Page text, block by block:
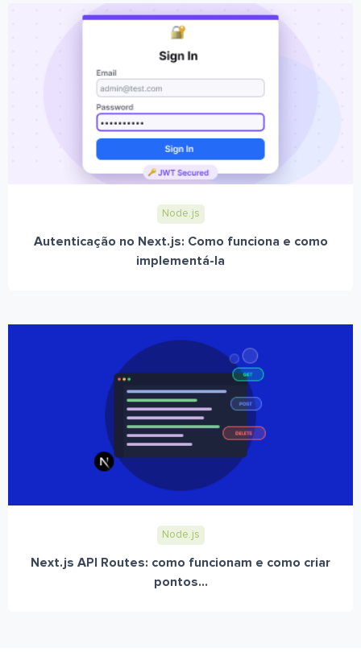
Node.js
Autenticação no Next.js: Como funciona e como
implementá-la
Node.js
Next.js API Routes: como funcionam e como criar
pontos...